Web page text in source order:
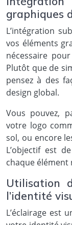
graphiques
L’intégration
vos éléments
nécessaire
Plutôt que de
pensez à des
design global.
Vous pouvez,
votre logo
sol, ou encore
L’objectif est
chaque élément
Utilisation
l’identité
L’éclairage est